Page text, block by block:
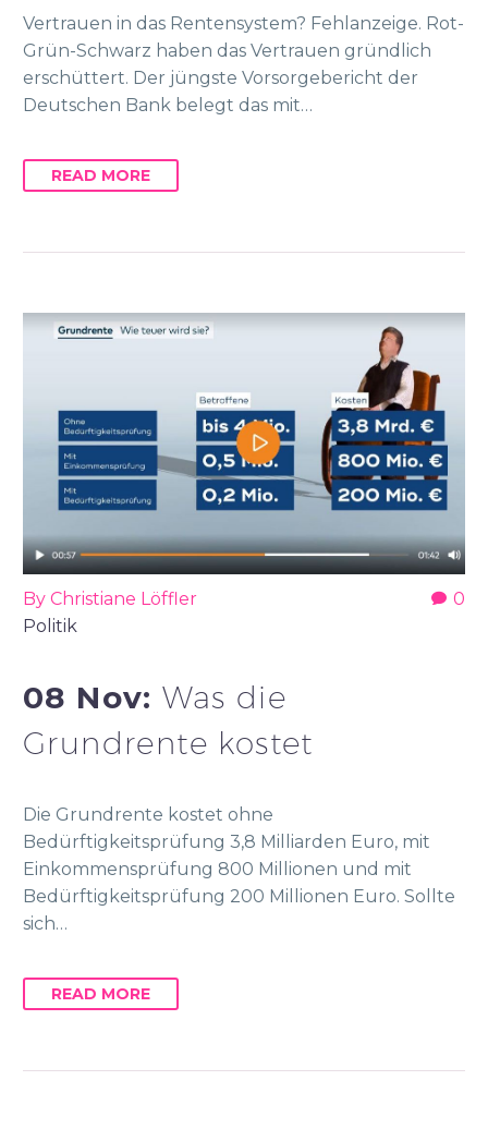
Vertrauen in das Rentensystem? Fehlanzeige. Rot-
Grün-Schwarz haben das Vertrauen gründlich
erschüttert. Der jüngste Vorsorgebericht der
Deutschen Bank belegt das mit…
READ MORE
0
By Christiane Löffler
Politik
08 Nov:Was die
Grundrente kostet
Die Grundrente kostet ohne
Bedürftigkeitsprüfung 3,8 Milliarden Euro, mit
Einkommensprüfung 800 Millionen und mit
Bedürftigkeitsprüfung 200 Millionen Euro. Sollte
sich…
READ MORE